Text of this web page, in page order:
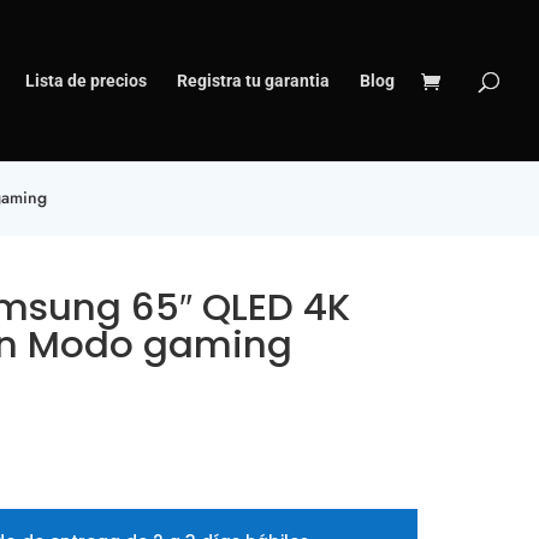
Lista de precios Registra tu garantia Blog
65″ QLED 4K
Modo gaming